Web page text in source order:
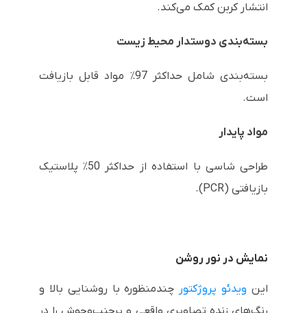
انتشار کربن کمک می‌کند.
بسته‌بندی دوستدار محیط زیست
بسته‌بندی شامل حداکثر 97٪ مواد قابل بازیافت
است.
مواد پایدار
طراحی شاسی با استفاده از حداکثر 50٪ پلاستیک
بازیافتی (PCR).
نمایش در نور روشن
این ویدئو پروژکتور چندمنظوره با روشنایی بالا و